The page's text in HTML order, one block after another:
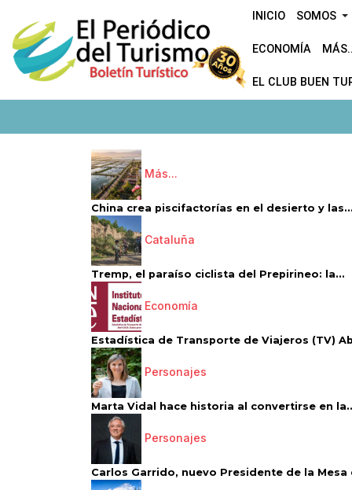
INICIO SOMOS
ECONOMÍA
EL CLUB BUEN
Más...
China crea piscifactorías en el desierto y las...
Cataluña
Tremp, el paraíso ciclista del Prepirineo: la...
Economía
Estadística de Transporte de Viajeros (TV)
Personajes
Marta Vidal hace historia al convertirse en
Personajes
Carlos Garrido, nuevo Presidente de la Mesa